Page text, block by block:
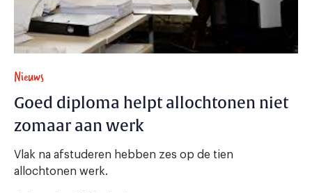
Nieuws
Goed diploma helpt allochtonen niet
zomaar aan werk
Vlak na afstuderen hebben zes op de tien
allochtonen werk.